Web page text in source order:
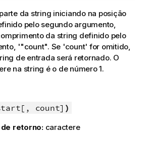
da string iniciando na posição
pelo segundo argumento,
da string definido pelo
'"count". Se 'count' for omitido,
de entrada será retornado. O
na string é o de número 1.
count] )
retorno: caractere